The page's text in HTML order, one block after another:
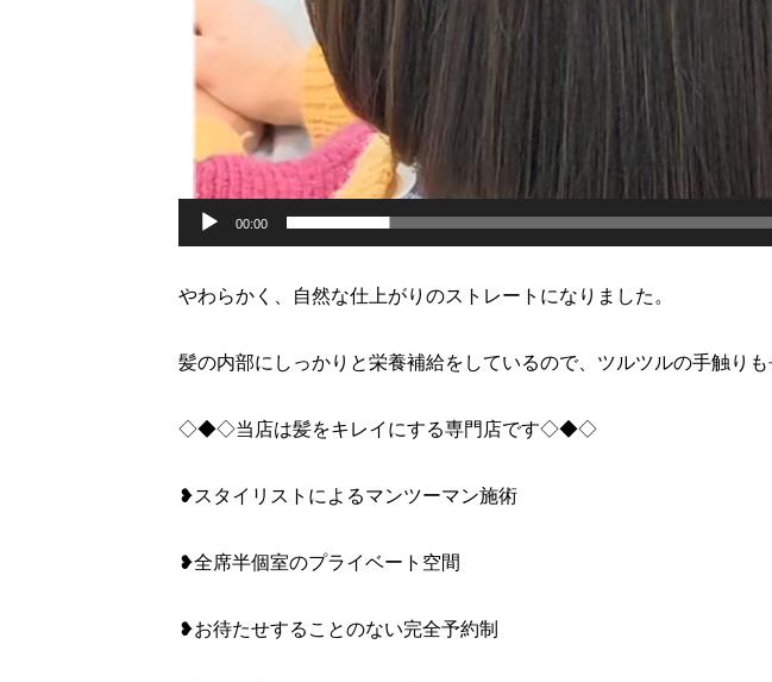
00:00
やわらかく、自然な仕上がりのストレートになりました。
髪の内部にしっかりと栄養補給をしているので、ツルツルの手触りも
◇◆◇当店は髪をキレイにする専門店です◇◆◇
❥スタイリストによるマンツーマン施術
❥全席半個室のプライベート空間
❥お待たせすることのない完全予約制